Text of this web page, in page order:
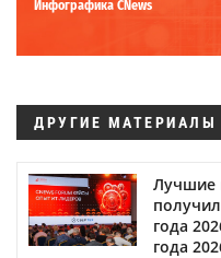
Инфографика CNews
ДРУГИЕ МАТЕРИАЛЫ
Лучшие
года
года